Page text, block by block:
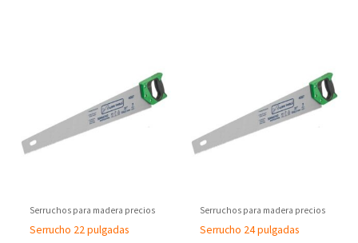
Serruchos para madera precios
Serrucho 22 pulgadas
Serruchos para madera precios
Serrucho 24 pulgadas